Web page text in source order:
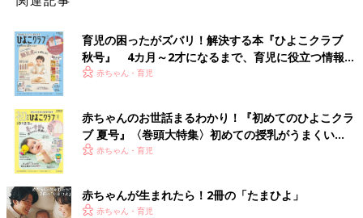
育児の困ったがズバリ！解決する本『ひよこクラブ
秋号』 4カ月～2才になるまで、育児に役立つ情報が
いっぱい！
赤ちゃん・育児
赤ちゃんのお世話まるわかり！『初めてのひよこクラ
ブ 夏号』〈巻頭大特集〉初めての授乳がうまくい
く！ おっぱい・ミルクの基本と夏のトラブル 解決テ
赤ちゃん・育児
赤ちゃんが生まれたら！2冊の「たまひよ」
赤ちゃん・育児